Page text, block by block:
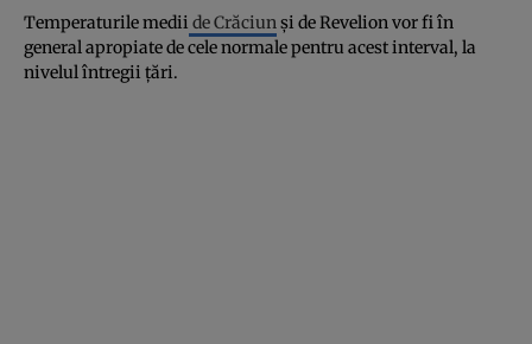
Temperaturile medii de Crăciunși de Revelion vor fi în
general apropiate de cele normale pentru acest interval, la
nivelul întregii țări.